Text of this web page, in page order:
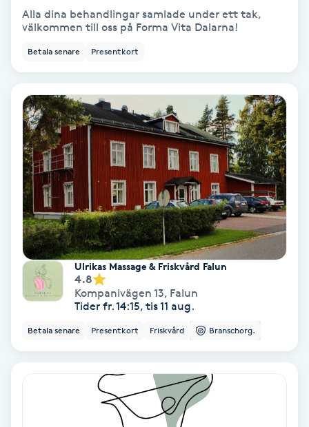
Cryoterapi
Dermapen
Diamantslipning
Enzympeeling
Extensions
Extensions borttagning
Eyeliner-tatuering
Face framing
Alla dina behandlingar samlade under ett tak,
välkommen till oss på Forma Vita Dalarna!
Betala senare Presentkort
Ulrikas Massage & Friskvård Falun
4.8
Kompanivägen 13, Falun
Tider fr. 14:15, tis 11 aug.
Betala senare Presentkort Friskvård Branschorg.